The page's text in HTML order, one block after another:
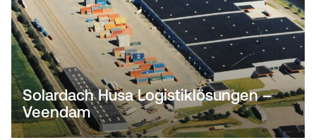
Solardach Husa Logistiklösungen –
Veendam